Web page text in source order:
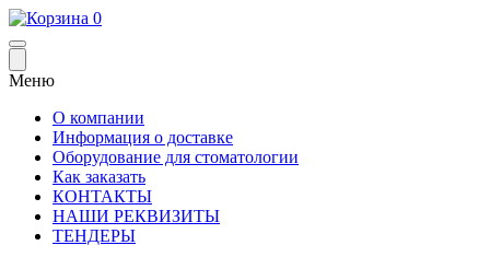
0
Меню
О компании
Информация о доставке
Оборудование для стоматологии
Как заказать
КОНТАКТЫ
НАШИ РЕКВИЗИТЫ
ТЕНДЕРЫ